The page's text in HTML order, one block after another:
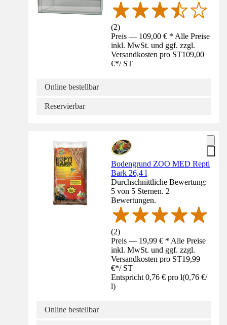
(2)
Preis — 109,00 € * Alle Preise
inkl. MwSt. und ggf. zzgl.
Versandkosten pro ST109,00
€*/ ST
Online bestellbar
Reservierbar
Bodengrund ZOO MED Repti
Bark 26,4 l
Durchschnittliche Bewertung:
5 von 5 Sternen. 2
Bewertungen.
(2)
Preis — 19,99 € * Alle Preise
inkl. MwSt. und ggf. zzgl.
Versandkosten pro ST19,99
€*/ ST
Entspricht 0,76 € pro l(0,76 €/
l)
Online bestellbar